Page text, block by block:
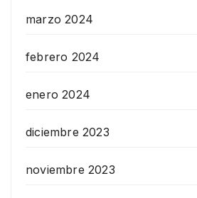
marzo 2024
febrero 2024
enero 2024
diciembre 2023
noviembre 2023